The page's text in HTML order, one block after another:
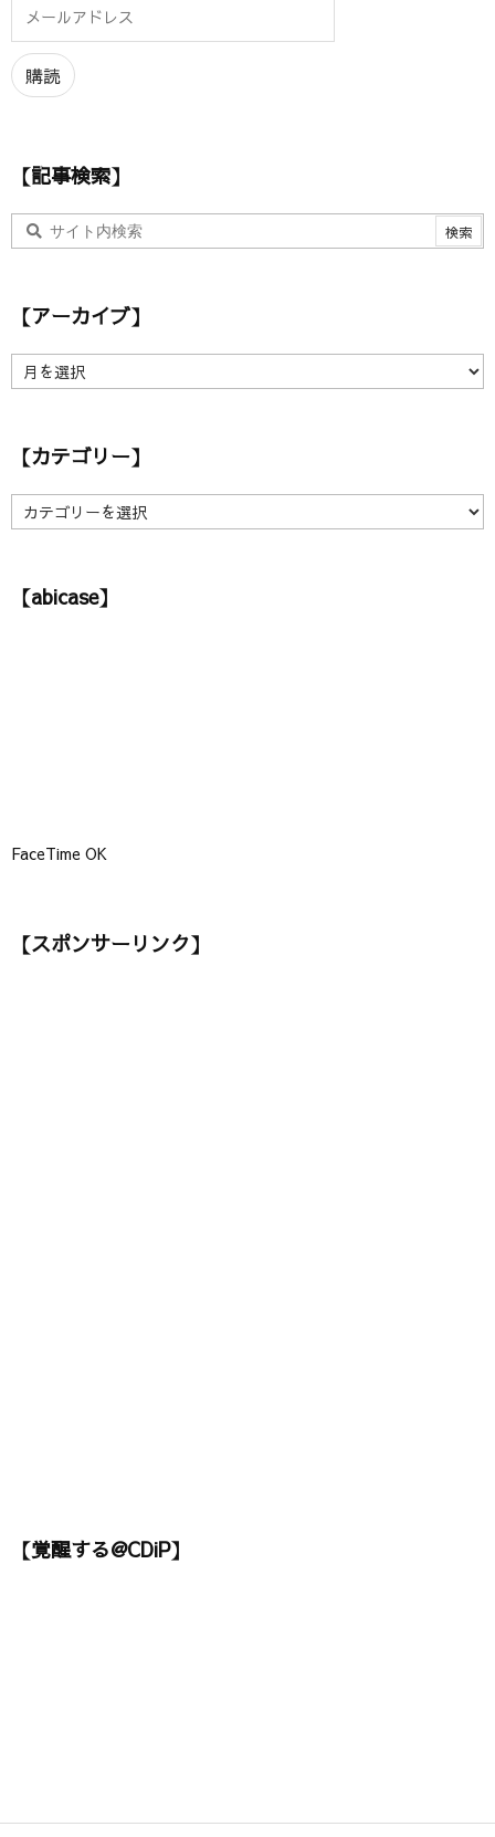
ル
ア
ド
購読
【記事検索】
【アーカイブ】
ア
イ【カテゴリー】
【
カ
リ【abicase】
FaceTime OK
【スポンサーリンク】
【覚醒する@CDiP】